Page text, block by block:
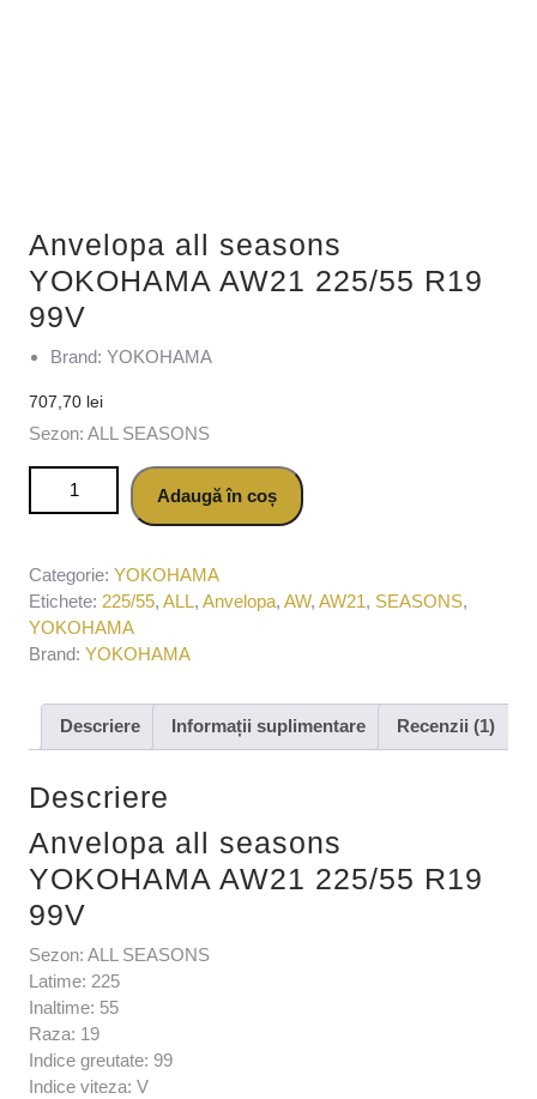
Anvelopa all seasons
YOKOHAMA AW21 225/55 R19
99V
Brand: YOKOHAMA
707,70 lei
Sezon: ALL SEASONS
Cantitate Anvelopa all seasons YOKOHAMA AW21 225/55
Adaugă în coș
Categorie: YOKOHAMA
Etichete: 225/55, ALL, Anvelopa, AW, AW21, SEASONS,
YOKOHAMA
Brand: YOKOHAMA
Descriere Informații suplimentare Recenzii (1)
Descriere
Anvelopa all seasons
YOKOHAMA AW21 225/55 R19
99V
Sezon: ALL SEASONS
Latime: 225
Inaltime: 55
Raza: 19
Indice greutate: 99
Indice viteza: V